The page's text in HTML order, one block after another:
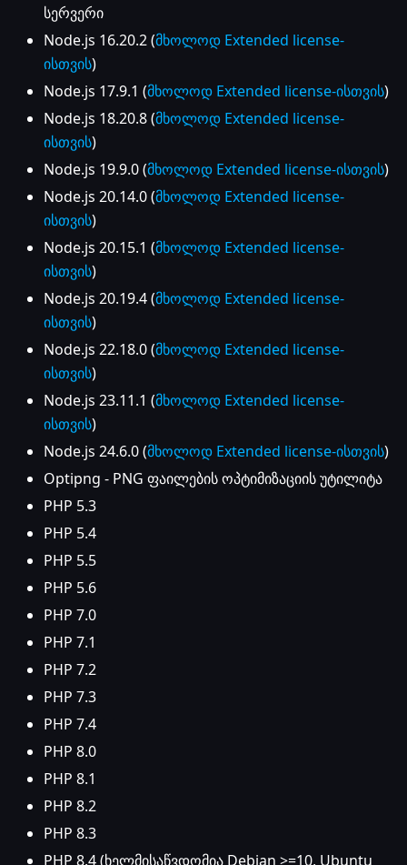
სერვერი
Node.js 16.20.2 (მხოლოდ Extended license-
ისთვის)
Node.js 17.9.1 (მხოლოდ Extended license-ისთვის)
Node.js 18.20.8 (მხოლოდ Extended license-
ისთვის)
Node.js 19.9.0 (მხოლოდ Extended license-ისთვის)
Node.js 20.14.0 (მხოლოდ Extended license-
ისთვის)
Node.js 20.15.1 (მხოლოდ Extended license-
ისთვის)
Node.js 20.19.4 (მხოლოდ Extended license-
ისთვის)
Node.js 22.18.0 (მხოლოდ Extended license-
ისთვის)
Node.js 23.11.1 (მხოლოდ Extended license-
ისთვის)
Node.js 24.6.0 (მხოლოდ Extended license-ისთვის)
Optipng - PNG ფაილების ოპტიმიზაციის უტილიტა
PHP 5.3
PHP 5.4
PHP 5.5
PHP 5.6
PHP 7.0
PHP 7.1
PHP 7.2
PHP 7.3
PHP 7.4
PHP 8.0
PHP 8.1
PHP 8.2
PHP 8.3
PHP 8.4 (ხელმისაწვდომია Debian >=10, Ubuntu